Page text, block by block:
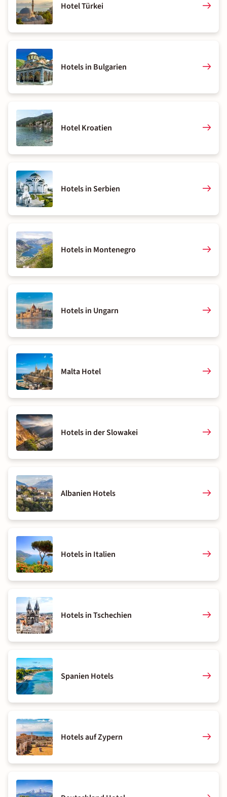
Hotel Türkei
Hotels in Bulgarien
Hotel Kroatien
Hotels in Serbien
Hotels in Montenegro
Hotels in Ungarn
Malta Hotel
Hotels in der Slowakei
Albanien Hotels
Hotels in Italien
Hotels in Tschechien
Spanien Hotels
Hotels auf Zypern